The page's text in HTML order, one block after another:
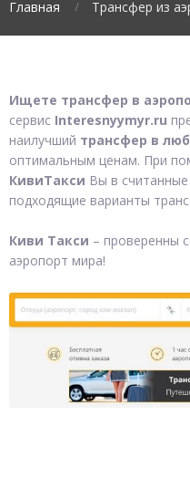
Главная Трансфер из
Ищете трансфер в
сервис Interesnyymyr.ru
наилучший трансфер в
оптимальным ценам. При
КивиТакси Вы в
подходящие варианты
Киви Такси – проверенны
аэропорт мира!